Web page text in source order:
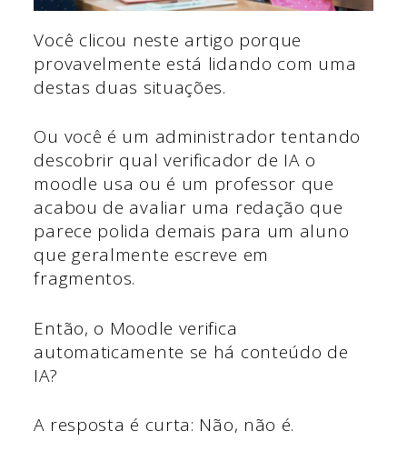
Você clicou neste artigo porque
provavelmente está lidando com uma
destas duas situações.
Ou você é um administrador tentando
descobrir qual verificador de IA o
moodle usa ou é um professor que
acabou de avaliar uma redação que
parece polida demais para um aluno
que geralmente escreve em
fragmentos.
Então, o Moodle verifica
automaticamente se há conteúdo de
IA?
A resposta é curta: Não, não é.